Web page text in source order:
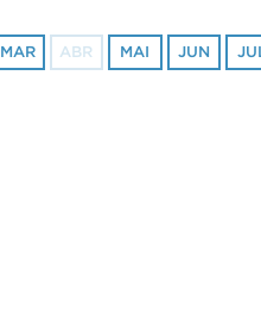
MAR ABR MAI JUN